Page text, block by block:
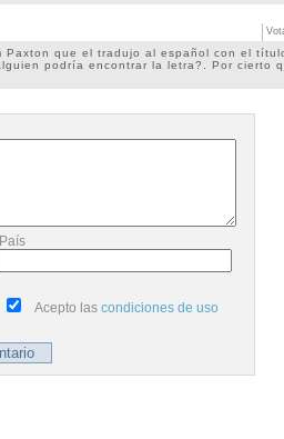
Paxton que el tradujo al español con el
podría encontrar la letra?. Por cierto
País
Acepto las condiciones de uso